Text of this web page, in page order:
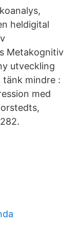
heldigital
Metakognitiv
utveckling
mindre :
med